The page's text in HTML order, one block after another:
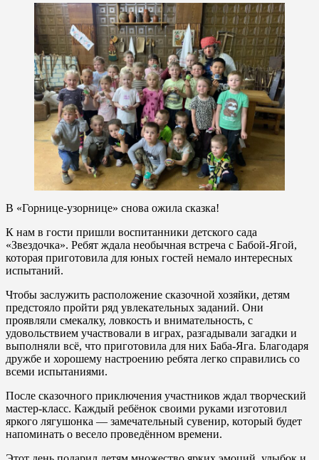
В «Горнице-узорнице» снова ожила сказка!
К нам в гости пришли воспитанники детского сада
«Звездочка». Ребят ждала необычная встреча с Бабой-Ягой,
которая приготовила для юных гостей немало интересных
испытаний.
Чтобы заслужить расположение сказочной хозяйки, детям
предстояло пройти ряд увлекательных заданий. Они
проявляли смекалку, ловкость и внимательность, с
удовольствием участвовали в играх, разгадывали загадки и
выполняли всё, что приготовила для них Баба-Яга. Благодаря
дружбе и хорошему настроению ребята легко справились со
всеми испытаниями.
После сказочного приключения участников ждал творческий
мастер-класс. Каждый ребёнок своими руками изготовил
яркого лягушонка — замечательный сувенир, который будет
напоминать о весело проведённом времени.